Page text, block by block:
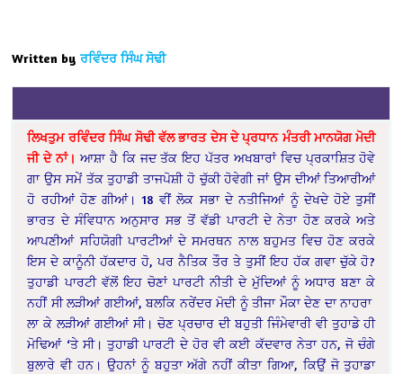
Written by ਰਵਿੰਦਰ ਸਿੰਘ ਸੋਢੀ
ਲਿਖਤੁਮ ਰਵਿੰਦਰ ਸਿੰਘ ਸੋਢੀ ਵੱਲ ਭਾਰਤ ਦੇਸ ਦੇ ਪ੍ਰਧਾਨ ਮੰਤਰੀ ਮਾਨਯੋਗ ਮੋਦੀ
ਜੀ ਦੇ ਨਾਂ। ਆਸ਼ਾ ਹੈ ਕਿ ਜਦ ਤੱਕ ਇਹ ਪੱਤਰ ਅਖਬਾਰਾਂ ਵਿਚ ਪ੍ਰਕਾਸ਼ਿਤ ਹੋਵੇ
ਗਾ ਉਸ ਸਮੇਂ ਤੱਕ ਤੁਹਾਡੀ ਤਾਜਪੋਸ਼ੀ ਹੋ ਚੁੱਕੀ ਹੋਵੇਗੀ ਜਾਂ ਉਸ ਦੀਆਂ ਤਿਆਰੀਆਂ
ਹੋ ਰਹੀਆਂ ਹੋਣ ਗੀਆਂ। 18 ਵੀਂ ਲੋਕ ਸਭਾ ਦੇ ਨਤੀਜਿਆਂ ਨੂੰ ਦੇਖਦੇ ਹੋਏ ਤੁਸੀਂ
ਭਾਰਤ ਦੇ ਸੰਵਿਧਾਨ ਅਨੁਸਾਰ ਸਭ ਤੋਂ ਵੱਡੀ ਪਾਰਟੀ ਦੇ ਨੇਤਾ ਹੋਣ ਕਰਕੇ ਅਤੇ
ਆਪਣੀਆਂ ਸਹਿਯੋਗੀ ਪਾਰਟੀਆਂ ਦੇ ਸਮਰਥਨ ਨਾਲ ਬਹੁਮਤ ਵਿਚ ਹੋਣ ਕਰਕੇ
ਇਸ ਦੇ ਕਾਨੂੰਨੀ ਹੱਕਦਾਰ ਹੋ, ਪਰ ਨੈਤਿਕ ਤੌਰ ਤੇ ਤੁਸੀਂ ਇਹ ਹੱਕ ਗਵਾ ਚੁੱਕੇ ਹੋ?
ਤੁਹਾਡੀ ਪਾਰਟੀ ਵੱਲੋਂ ਇਹ ਚੋਣਾਂ ਪਾਰਟੀ ਨੀਤੀ ਦੇ ਮੁੱਦਿਆਂ ਨੂੰ ਅਧਾਰ ਬਣਾ ਕੇ
ਨਹੀਂ ਸੀ ਲੜੀਆਂ ਗਈਆਂ, ਬਲਕਿ ਨਰੇਂਦਰ ਮੋਦੀ ਨੂੰ ਤੀਜਾ ਮੌਕਾ ਦੇਣ ਦਾ ਨਾਹਰਾ
ਲਾ ਕੇ ਲੜੀਆਂ ਗਈਆਂ ਸੀ। ਚੋਣ ਪ੍ਰਚਾਰ ਦੀ ਬਹੁਤੀ ਜਿੰਮੇਵਾਰੀ ਵੀ ਤੁਹਾਡੇ ਹੀ
ਮੋਢਿਆਂ ‘ਤੇ ਸੀ। ਤੁਹਾਡੀ ਪਾਰਟੀ ਦੇ ਹੋਰ ਵੀ ਕਈ ਕੱਦਵਾਰ ਨੇਤਾ ਹਨ, ਜੋ ਚੰਗੇ
ਬੁਲਾਰੇ ਵੀ ਹਨ। ਉਹਨਾਂ ਨੂੰ ਬਹੁਤਾ ਅੱਗੇ ਨਹੀਂ ਕੀਤਾ ਗਿਆ, ਕਿਉਂ ਜੋ ਤੁਹਾਡਾ